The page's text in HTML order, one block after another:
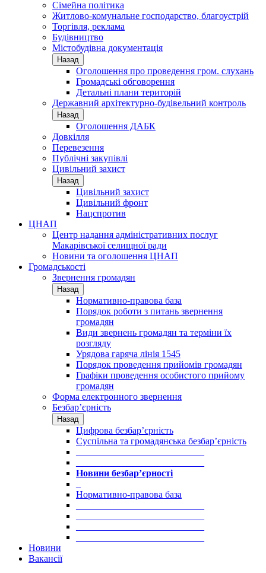
Сімейна політика
Житлово-комунальне господарство, благоустрій
Торгівля, реклама
Будівництво
Містобудівна документація
Назад
Оголошення про проведення гром. слухань
Громадські обговорення
Детальні плани територій
Державний архітектурно-будівельний контроль
Назад
Оголошення ДАБК
Довкілля
Перевезення
Публічні закупівлі
Цивільний захист
Назад
Цивільний захист
Цивільний фронт
Нацспротив
ЦНАП
Центр надання адміністративних послуг
Макарівської селищної ради
Новини та оголошення ЦНАП
Громадськості
Звернення громадян
Назад
Нормативно-правова база
Порядок роботи з питань звернення
громадян
Види звернень громадян та терміни їх
розгляду
Урядова гаряча лінія 1545
Порядок проведення прийомів громадян
Графіки проведення особистого прийому
громадян
Форма електронного звернення
Безбар’єрність
Назад
Цифрова безбар’єрність
Суспільна та громадянська безбар’єрність
Новини безбар’єрності
Нормативно-правова база
Новини
Вакансії